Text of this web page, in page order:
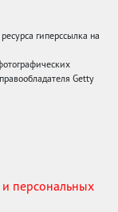
гиперссылка на
Getty
персональных